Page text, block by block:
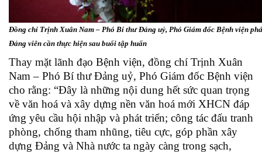
Đồng chí Trịnh Xuân Nam – Phó Bí thư Đảng uỷ, Phó Giám đốc Bệnh viện
Đảng viên cần thực hiện sau buổi tập huấn
Thay mặt lãnh đạo Bệnh viện, đồng chí Trịnh Xuân
Nam – Phó Bí thư Đảng uỷ, Phó Giám đốc Bệnh viện
cho rằng: “Đây là những nội dung hết sức quan trọng
về văn hoá và xây dựng nền văn hoá mới XHCN đáp
ứng yêu cầu hội nhập và phát triển; công tác đấu tranh
phòng, chống tham nhũng, tiêu cực, góp phần xây
dựng Đảng và Nhà nước ta ngày càng trong sạch,